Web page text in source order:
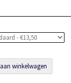
winkelwagen